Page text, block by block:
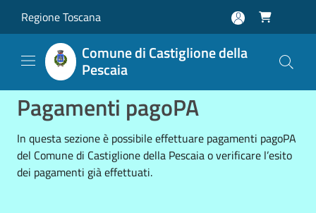
Regione Toscana 
Comune di Castiglione della
Pescaia
Pagamenti pagoPA
In questa sezione è possibile effettuare pagamenti pagoPA
del Comune di Castiglione della Pescaia o verificare l’esito
dei pagamenti già effettuati.